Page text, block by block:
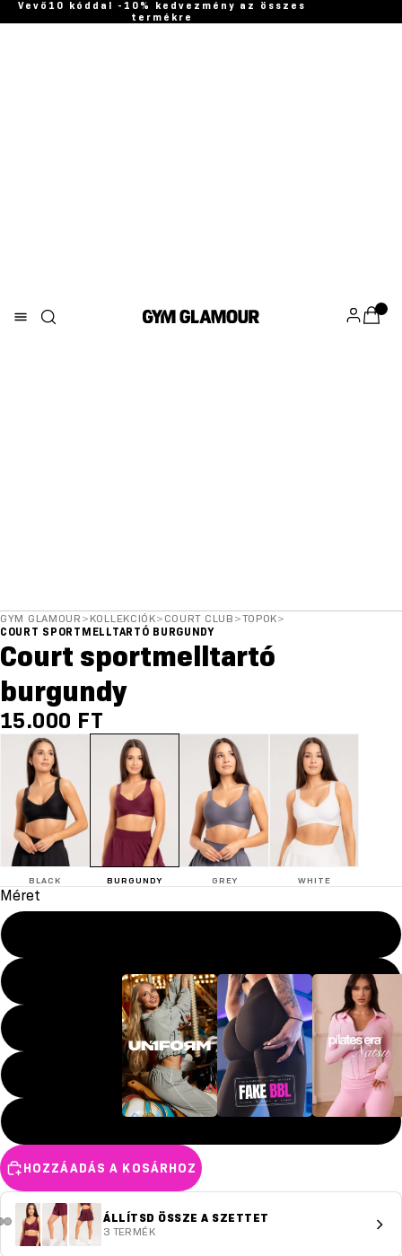
Vevő10 kóddal -10% kedvezmény az összes
termékre
GYM GLAMOUR > KOLLEKCIÓK> COURT CLUB >TOPOK>
COURT SPORTMELLTARTÓ BURGUNDY
Court sportmelltartó
burgundy
15.000 FT
BLACK BURGUNDY GREY WHITE
Méret
S
M
L
XL
HOZZÁADÁS A KOSÁRHOZ
ÁLLÍTSD ÖSSZE A SZETTET
3 TERMÉK